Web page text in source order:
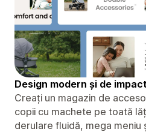
Design modern și de impact
Creați un magazin de
copii cu machete pe toată
derulare fluidă, mega meniu